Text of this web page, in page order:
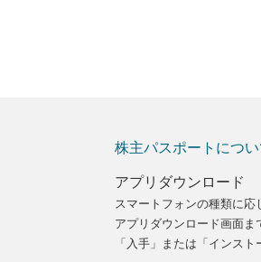
株主パスポートについ
アプリダウンロード
スマートフォンの種類に応
アプリダウンロード画面ま
「入手」または「インスト